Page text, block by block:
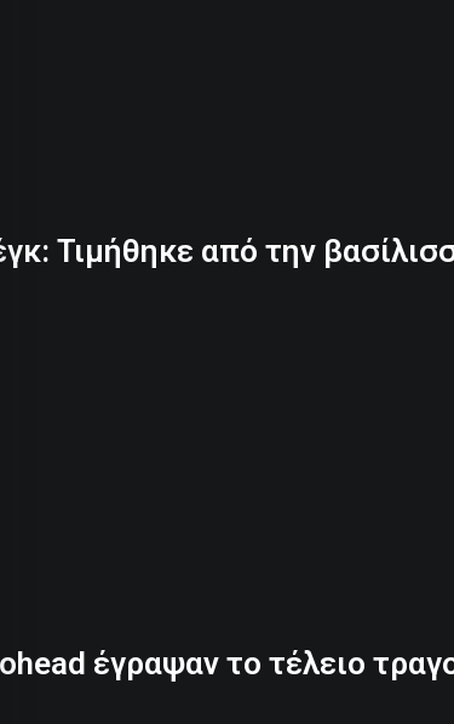
Τιμήθηκε από την
έγραψαν το τέλειο